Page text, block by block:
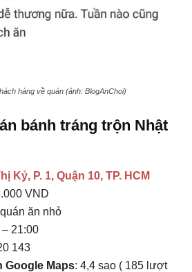
hàng về quán (ảnh: BlogAnChoi)
bánh tráng trộn Nhật
Kỷ, P. 1, Quận 10, TP. HCM
VND
ăn nhỏ
– 21:00
143
Google Maps: 4,4 sao ( 185 lượt